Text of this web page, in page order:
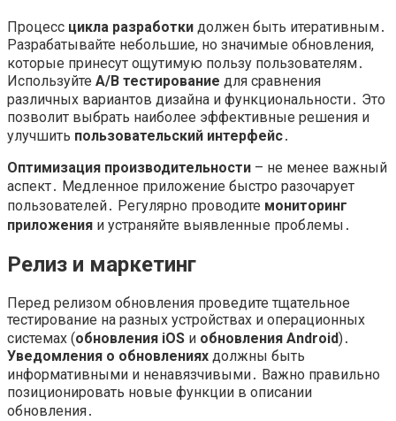
Процесс цикла разработки должен быть итеративным․
Разрабатывайте небольшие, но значимые обновления,
которые принесут ощутимую пользу пользователям․
Используйте A/B тестирование для сравнения
различных вариантов дизайна и функциональности․ Это
позволит выбрать наиболее эффективные решения и
улучшить пользовательский интерфейс․
Оптимизация производительности – не менее важный
аспект․ Медленное приложение быстро разочарует
пользователей․ Регулярно проводите мониторинг
приложения и устраняйте выявленные проблемы․
Релиз и маркетинг
Перед релизом обновления проведите тщательное
тестирование на разных устройствах и операционных
системах (обновления iOS и обновления Android)․
Уведомления о обновлениях должны быть
информативными и ненавязчивыми․ Важно правильно
позиционировать новые функции в описании
обновления․